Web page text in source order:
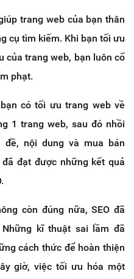
trang web của bạn thân
cụ tìm kiếm. Khi bạn tối ưu
của trang web, bạn luôn cố
phạt.
có tối ưu trang web về
1 trang web, sau đó nhồi
nội dung và mua bán
đạt được những kết quả
còn đúng nữa, SEO đã
kĩ thuật sai lầm đã
cách thức để hoàn thiện
giờ, việc tối ưu hóa một